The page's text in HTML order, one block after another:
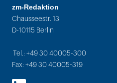
zm-Redaktion
Chausseestr. 13
D-10115 Berlin
Tel.: +49 30 40005-300
Fax: +49 30 40005-319